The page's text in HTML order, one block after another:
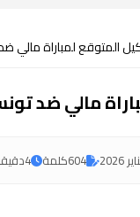
المتوقع لمباراة مالي ضد تونس اليوم
تونس اليوم في دور
604كلمة 4